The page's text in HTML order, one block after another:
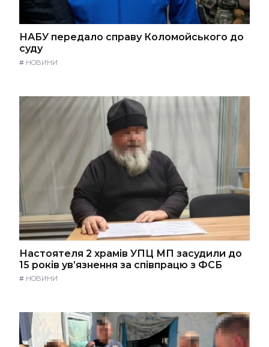
НАБУ передало справу Коломойського до
суду
# НОВИНИ
Настоятеля 2 храмів УПЦ МП засудили до
15 років ув’язнення за співпрацю з ФСБ
# НОВИНИ